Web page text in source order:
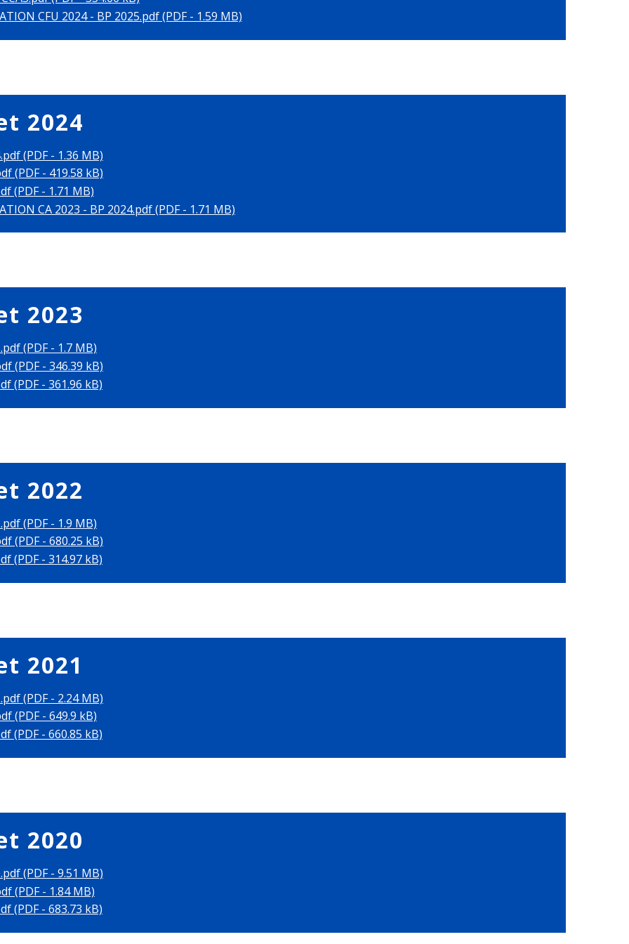
CFU 2024 - BP 2025.pdf (PDF - 1.59 MB)
2024
(PDF - 1.36 MB)
(PDF - 419.58 kB)
(PDF - 1.71 MB)
CA 2023 - BP 2024.pdf (PDF - 1.71 MB)
2023
(PDF - 1.7 MB)
(PDF - 346.39 kB)
(PDF - 361.96 kB)
2022
(PDF - 1.9 MB)
(PDF - 680.25 kB)
(PDF - 314.97 kB)
2021
(PDF - 2.24 MB)
(PDF - 649.9 kB)
(PDF - 660.85 kB)
2020
(PDF - 9.51 MB)
(PDF - 1.84 MB)
(PDF - 683.73 kB)